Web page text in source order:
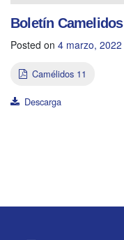
Boletín Camelidos
Posted on 4 marzo, 2022
Camélidos 11
Descarga